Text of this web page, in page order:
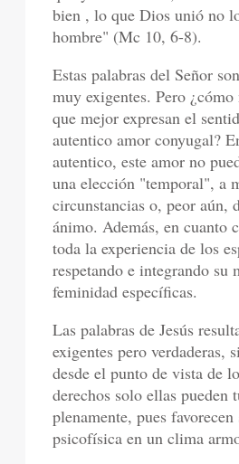
bien , lo que Dios unió no
hombre" (Mc 10, 6-8).
Estas palabras del Señor
muy exigentes. Pero
que mejor expresan el
autentico amor conyugal?
autentico, este amor no
una elección "temporal", a
circunstancias o, peor aún,
ánimo. Además, en cuanto
toda la experiencia de los
respetando e integrando su
feminidad específicas.
Las palabras de Jesús
exigentes pero verdaderas,
desde el punto de vista de
derechos solo ellas pueden
plenamente, pues
psicofísica en un clima